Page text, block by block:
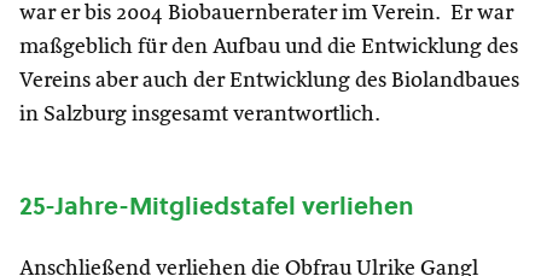
war er bis 2004 Biobauernberater im Verein. Er war
maßgeblich für den Aufbau und die Entwicklung des
Vereins aber auch der Entwicklung des Biolandbaues
in Salzburg insgesamt verantwortlich.
25-Jahre-Mitgliedstafel verliehen
Anschließend verliehen die Obfrau Ulrike Gangl